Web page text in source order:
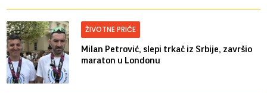
ŽIVOTNE PRIČE
Milan Petrović, slepi trkač iz Srbije, završio
maraton u Londonu